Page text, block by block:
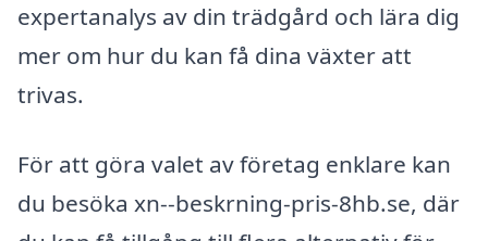
expertanalys av din trädgård och lära dig
mer om hur du kan få dina växter att
trivas.
För att göra valet av företag enklare kan
du besöka xn--beskrning-pris-8hb.se, där